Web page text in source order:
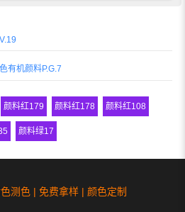
程塑料等户外用途。
有机颜料P.G.7
颜料红179 颜料红178 颜料红108
颜料绿17
测色 | 免费拿样 | 颜色定制